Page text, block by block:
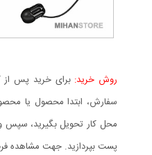
روش خرید: برای خرید پس از
سفارش، ابتدا محصول یا
محل کار تحویل بگیرید، سپس
پست بپردازید. جهت مشاهده